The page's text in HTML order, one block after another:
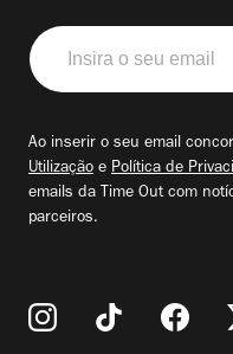
Insira
o
seu
Ao inserir o seu email
Utilização e Política de
emails da Time Out com
parceiros.